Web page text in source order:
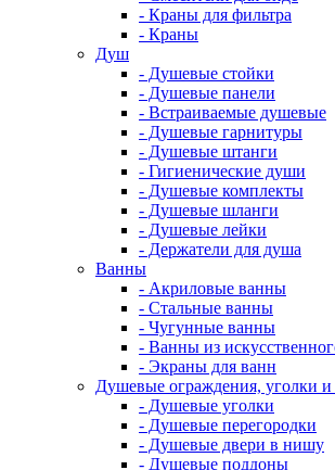
- Краны для фильтра
- Краны
Душ
- Душевые стойки
- Душевые панели
- Встраиваемые душевые
- Душевые гарнитуры
- Душевые штанги
- Гигиенические души
- Душевые комплекты
- Душевые шланги
- Душевые лейки
- Держатели для душа
Ванны
- Акриловые ванны
- Стальные ванны
- Чугунные ванны
- Ванны из
- Экраны для ванн
Душевые ограждения, уголки
- Душевые уголки
- Душевые перегородки
- Душевые двери в нишу
- Душевые поддоны